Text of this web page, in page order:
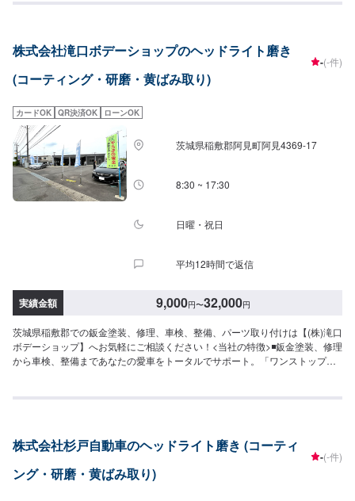
理を部品交換で対応してしまうから。私たちなら自社工場で即施工し、でき
い！--------------------------------------------------【1】オファーにてお問い合わせ
【2】お見積り【3】お見積りにご納得いただければ作業開始【4】仕上がり
次第納車□納期について□通常2~3日程度で納車いたします。車種や状態によ
□作業中は無料の代車をご利用ください。※燃料代は、お客様負担となってお
ります。予め、ご了承ください。□パーツ持ち込みについて□パーツの持ち込
み可能です。オファーの際に持ち込みパーツの詳細をご入力ください。【定
休日・営業時間】定休日：祝日営業時間：9:00~19:00
株式会社滝口ボデーショップのヘッドライト磨き
(コーティング・研磨・黄ばみ取り)
-(-件)
カードOK QR決済OK ローンOK
茨城県稲敷郡阿見町阿見4369-17
8:30 ~ 17:30
日曜・祝日
平均12時間で返信
実績金額 9,000円〜32,000円
茨城県稲敷郡での鈑金塗装、修理、車検、整備、パーツ取り付けは【(株)滝口
ボデーショップ】へお気軽にご相談ください！<当社の特徴>◾鈑金塗装、修理
から車検、整備まであなたの愛車をトータルでサポート。「ワンストップ」
んでもお問い合わせください。◾プロの熟練の技が納得の仕上がりをお約束。
質への絶対の自信。とにかく安心してお任せください。<ご希望と条件に応じ
たパーソナルメニューを提案！>「技術的なクオリティの提供はもちろん、お
客様目線での最善のメニューと車輌価値をできる限り下げない処理をいかに
株式会社杉戸自動車のヘッドライト磨き (コーティ
ング・研磨・黄ばみ取り)
-(-件)